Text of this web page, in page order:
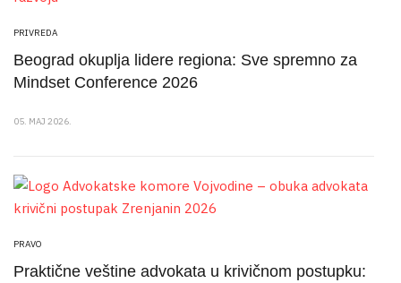
PRIVREDA
Beograd okuplja lidere regiona: Sve spremno za
Mindset Conference 2026
05. MAJ 2026.
PRAVO
Praktične veštine advokata u krivičnom postupku: